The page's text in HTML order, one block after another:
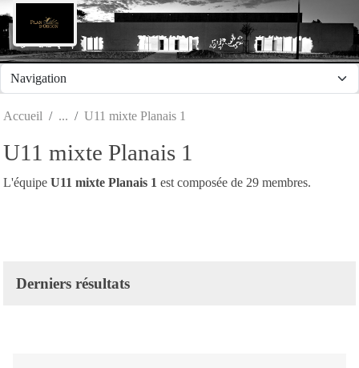
Accueil U11 mixte Planais 1
U11 mixte Planais 1
L'équipe U11 mixte Planais 1 est composée de 29 membres.
Derniers résultats
Panneau de gestion des cookies